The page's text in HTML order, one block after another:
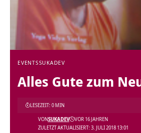
EVENTSSUKADEV
Alles Gute zum
ZULETZT AKTUALISIERT: 3. JULI 2018 13:01
VONSUKADEV VOR 16 JAHREN
LESEZEIT: 0 MIN